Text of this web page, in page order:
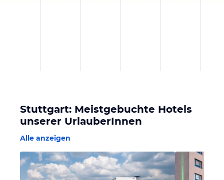
Stuttgart: Meistgebuchte Hotels
unserer UrlauberInnen
Alle anzeigen